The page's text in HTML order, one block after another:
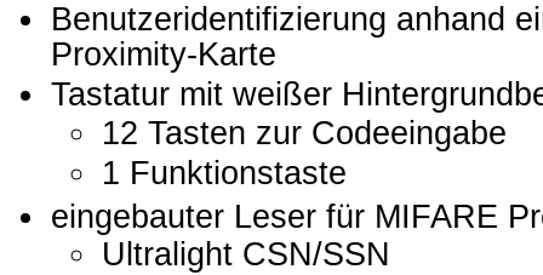
Benutzeridentifizierung anhand
Proximity-Karte
Tastatur mit weißer
12 Tasten zur Codeeingabe
1 Funktionstaste
eingebauter Leser für MIFARE
Ultralight CSN/SSN